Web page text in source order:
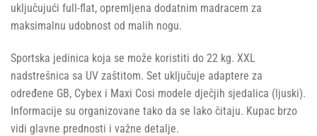
uključujući full-flat, opremljena dodatnim madracem za
maksimalnu udobnost od malih nogu.
Sportska jedinica koja se može koristiti do 22 kg. XXL
nadstrešnica sa UV zaštitom. Set uključuje adaptere za
određene GB, Cybex i Maxi Cosi modele dječjih sjedalica (ljuski).
Informacije su organizovane tako da se lako čitaju. Kupac brzo
vidi glavne prednosti i važne detalje.